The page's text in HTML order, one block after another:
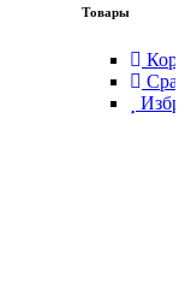
Товары